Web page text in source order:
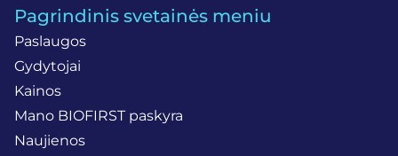
Pagrindinis svetainės meniu
Paslaugos
Gydytojai
Kainos
Mano BIOFIRST paskyra
Naujienos